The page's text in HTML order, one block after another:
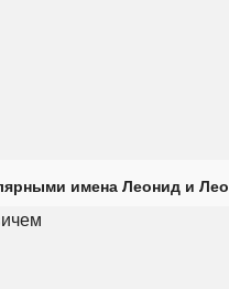
имена Леонид и Лео